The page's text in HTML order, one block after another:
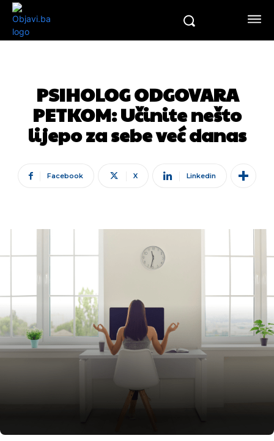
PSIHOLOG ODGOVARA
PETKOM: Učinite nešto
lijepo za sebe već danas
Facebook X Linkedin